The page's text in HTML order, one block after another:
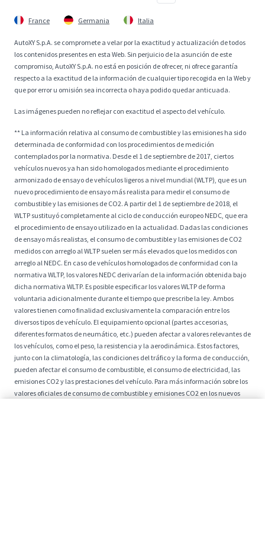
France Germania Italia
AutoXY S.p.A. se compromete a velar por la exactitud y actualización de todos
los contenidos presentes en esta Web. Sin perjuicio de la asunción de este
compromiso, AutoXY S.p.A. no está en posición de ofrecer, ni ofrece garantía
respecto a la exactitud de la información de cualquier tipo recogida en la Web y
que por error u omisión sea incorrecta o haya podido quedar anticuada.
Las imágenes pueden no reflejar con exactitud el aspecto del vehículo.
** La información relativa al consumo de combustible y las emisiones ha sido
determinada de conformidad con los procedimientos de medición
contemplados por la normativa. Desde el 1 de septiembre de 2017, ciertos
vehículos nuevos ya han sido homologados mediante el procedimiento
armonizado de ensayo de vehículos ligeros a nivel mundial (WLTP), que es un
nuevo procedimiento de ensayo más realista para medir el consumo de
combustible y las emisiones de CO2. A partir del 1 de septiembre de 2018, el
WLTP sustituyó completamente al ciclo de conducción europeo NEDC, que era
el procedimiento de ensayo utilizado en la actualidad. Dadas las condiciones
de ensayo más realistas, el consumo de combustible y las emisiones de CO2
medidos con arreglo al WLTP suelen ser más elevados que los medidos con
arreglo al NEDC. En caso de vehículos homologados de conformidad con la
normativa WLTP, los valores NEDC derivarían de la información obtenida bajo
dicha normativa WLTP. Es posible especificar los valores WLTP de forma
voluntaria adicionalmente durante el tiempo que prescribe la ley. Ambos
valores tienen como finalidad exclusivamente la comparación entre los
diversos tipos de vehículo. El equipamiento opcional (partes accesorias,
diferentes formatos de neumático, etc.) pueden afectar a valores relevantes de
los vehículos, como el peso, la resistencia y la aerodinámica. Estos factores,
junto con la climatología, las condiciones del tráfico y la forma de conducción,
pueden afectar el consumo de combustible, el consumo de electricidad, las
emisiones CO2 y las prestaciones del vehículo. Para más información sobre los
valores oficiales de consumo de combustible y emisiones CO2 en los nuevos